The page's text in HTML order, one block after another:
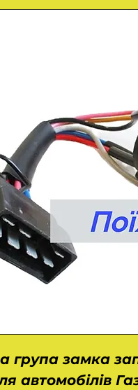
група замка
автомобілів